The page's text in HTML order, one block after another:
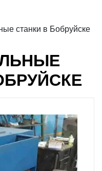
станки в Бобруйске